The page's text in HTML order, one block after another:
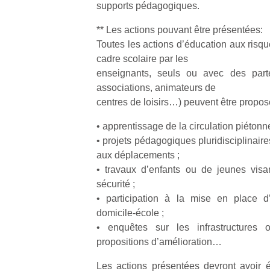
supports pédagogiques.
** Les actions pouvant être présentées:
Toutes les actions d’éducation aux
cadre scolaire par les
enseignants, seuls ou avec des
associations, animateurs de
centres de loisirs…) peuvent être
• apprentissage de la circulation
• projets pédagogiques
aux déplacements ;
• travaux d’enfants ou de jeunes
sécurité ;
• participation à la mise en place
domicile-école ;
• enquêtes sur les infrastructures
propositions d’amélioration…
Les actions présentées devront avoir
à
NextGen,
nouvelle
trottinette
mécanique
Beeper
Des
pour les
les petits !
Durant les